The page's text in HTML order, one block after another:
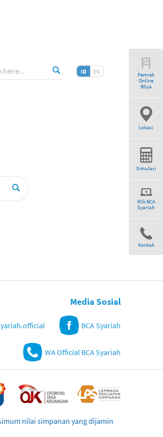
ID EN
Pemrek
Online
BSya
Lokasi
Simulasi
Klik BCA
Syariah
Kontak
Share
Media Sosial
BCA Syariah
WA Official BCA Syariah
nilai simpanan yang dijamin